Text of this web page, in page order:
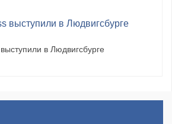
выступили в Людвигсбурге
в Людвигсбурге